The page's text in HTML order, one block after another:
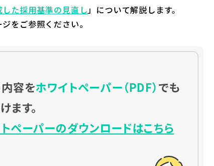
した採用基準の見直し」について解説します。
をご参照ください。
容をホワイトペーパー（PDF）でも
ます。
ペーパーのダウンロードはこちら